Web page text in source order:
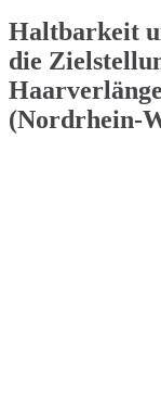
Haltbarkeit
die
(Nordrhein-